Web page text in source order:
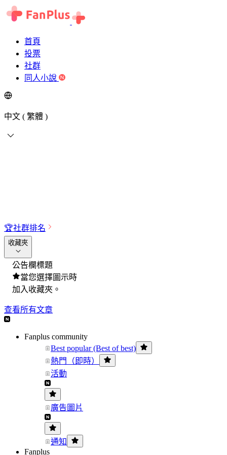
首頁
投票
社群
同人小說
中文 ( 繁體 )
🏆社群排名
收藏夾
公告欄標題
當您選擇圖示時
加入收藏夾。
查看所有文章
Fanplus community
Best popular (Best of best)
熱門（即時）
活動
廣告圖片
通知
Fanplus